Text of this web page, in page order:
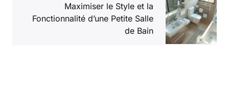
Maximiser le Style et la
Fonctionnalité d’une Petite Salle
de Bain